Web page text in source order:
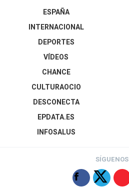
ESPAÑA
INTERNACIONAL
DEPORTES
VÍDEOS
CHANCE
CULTURAOCIO
DESCONECTA
EPDATA.ES
INFOSALUS
SÍGUENOS